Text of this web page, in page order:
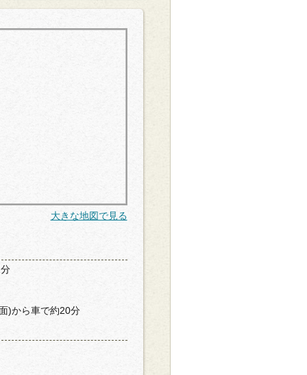
大きな地図で見る
)から車で約20分